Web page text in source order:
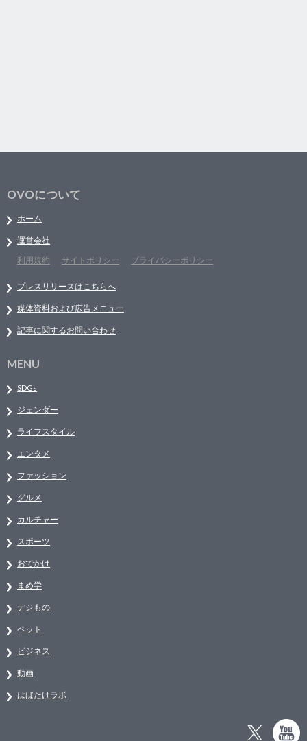
OVOについて
ホーム
運営会社
利用規約
サイトポリシー プライバシーポリシー
プレスリリースはこちらへ
媒体資料および広告メニュー
記事に関するお問い合わせ
MENU
SDGs
ジェンダー
ライフスタイル
エンタメ
ファッション
グルメ
カルチャー
スポーツ
おでかけ
まめ学
デジもの
ペット
ビジネス
動画
はばたけラボ